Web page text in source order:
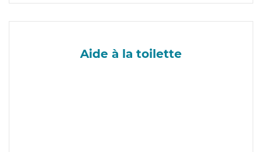
Aide à la toilette